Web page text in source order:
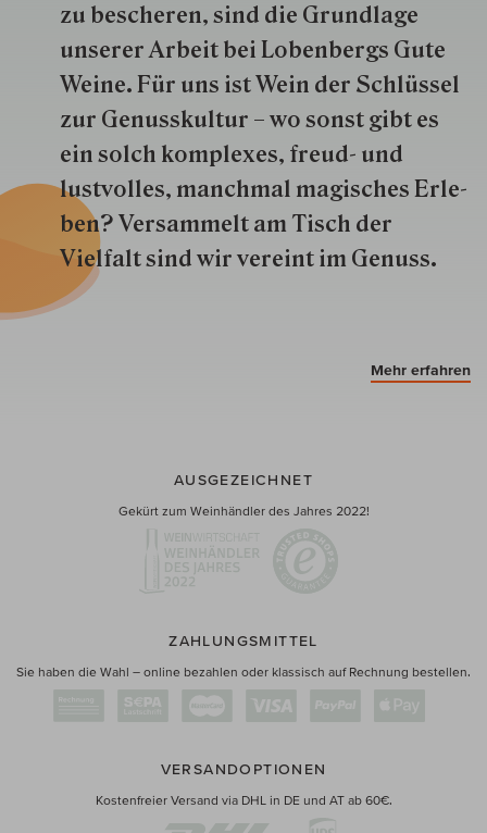
zu besche­ren, sind die Grund­lage
unserer Arbeit bei Lobenbergs Gute
Weine. Für uns ist Wein der Schlüs­sel
zur Genuss­kultur – wo sonst gibt es
ein solch kom­plexes, freud- und
lustvolles, manchmal ma­gisch­es Er­le­
ben? Versammelt am Tisch der
Vielfalt sind wir ver­eint im Genuss.
Mehr erfahren
AUSGEZEICHNET
Gekürt zum Weinhändler des Jahres 2022!
ZAHLUNGSMITTEL
Sie haben die Wahl – online bezahlen oder klassisch auf Rechnung bestellen.
VERSANDOPTIONEN
Kostenfreier Versand via DHL in DE und AT ab 60€.